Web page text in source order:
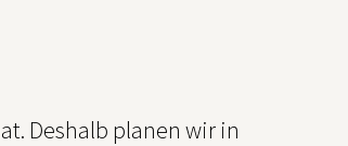
Deshalb planen wir in